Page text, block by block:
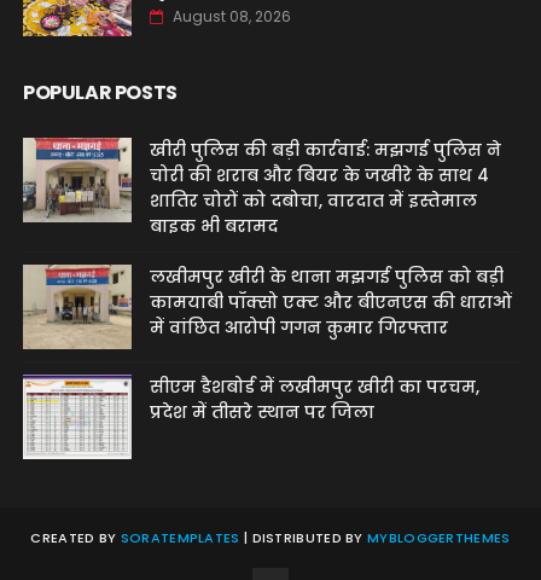
August 08, 2026
POPULAR POSTS
खीरी पुलिस की बड़ी कार्रवाई: मझगई पुलिस ने
चोरी की शराब और बियर के जखीरे के साथ 4
शातिर चोरों को दबोचा, वारदात में इस्तेमाल
बाइक भी बरामद
लखीमपुर खीरी के थाना मझगई पुलिस को बड़ी
कामयाबी पॉक्सो एक्ट और बीएनएस की धाराओं
में वांछित आरोपी गगन कुमार गिरफ्तार
सीएम डैशबोर्ड में लखीमपुर खीरी का परचम,
प्रदेश में तीसरे स्थान पर जिला
CREATED BY SORATEMPLATES | DISTRIBUTED BYMYBLOGGERTHEMES